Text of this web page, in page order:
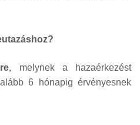
, melynek a hazaérkezést
6 hónapig érvényesnek